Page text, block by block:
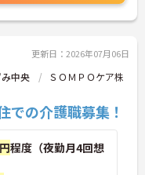
更新日：2026年07月06日
中央
ＳＯＭＰＯケア株
での介護職募集！
程度（夜勤月4回想